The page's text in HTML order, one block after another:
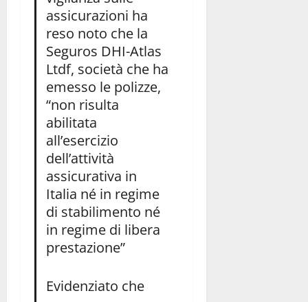
assicurazioni ha
reso noto che la
Seguros DHI-Atlas
Ltdf, società che ha
emesso le polizze,
“non risulta
abilitata
all’esercizio
dell’attività
assicurativa in
Italia né in regime
di stabilimento né
in regime di libera
prestazione”
Evidenziato che